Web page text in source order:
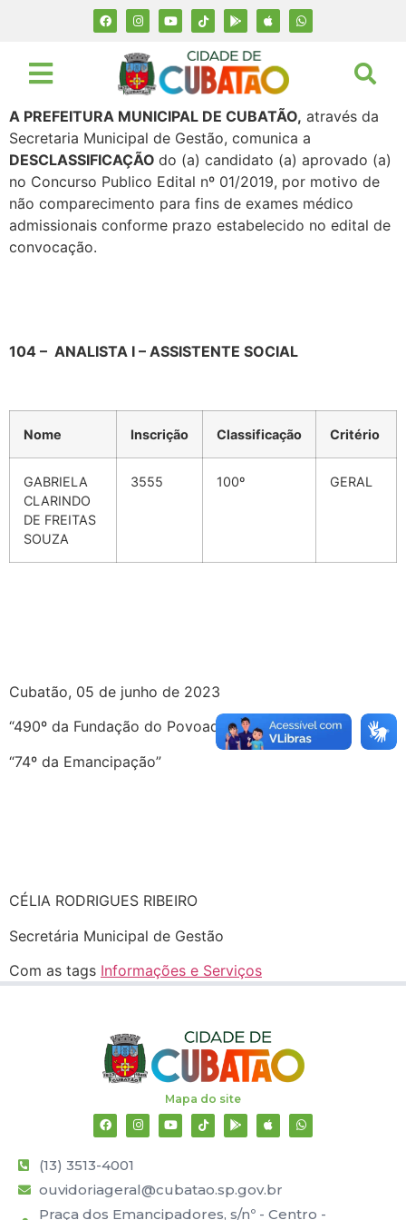
A PREFEITURA MUNICIPAL DE CUBATÃO, através da
Secretaria Municipal de Gestão, comunica a
DESCLASSIFICAÇÃO do (a) candidato (a) aprovado (a)
no Concurso Publico Edital nº 01/2019, por motivo de
não comparecimento para fins de exames médico
admissionais conforme prazo estabelecido no edital de
convocação.
104 – ANALISTA I – ASSISTENTE SOCIAL
Nome Inscrição Classificação Critério
GABRIELA
CLARINDO
DE FREITAS
SOUZA
3555 100º GERAL
Cubatão, 05 de junho de 2023
“490º da Fundação do Povoado”
“74º da Emancipação”
CÉLIA RODRIGUES RIBEIRO
Secretária Municipal de Gestão
Com as tags Informações e Serviços
Mapa do site
(13) 3513-4001
ouvidoriageral@cubatao.sp.gov.br
Praça dos Emancipadores, s/nº - Centro -